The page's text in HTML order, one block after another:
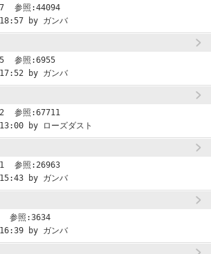
参照:44094
by ガンバ
参照:6955
by ガンバ
参照:67711
by ローズダスト
参照: 26963
by ガンバ
参照:3634
by ガンバ